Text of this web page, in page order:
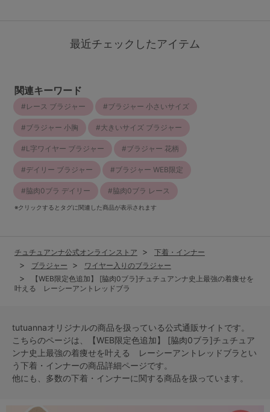
最近チェックしたアイテム
関連キーワード
レース ブラジャー ブラジャー 小さいサイズ
ブラジャー 小胸 大きいサイズ ブラジャー
L字ワイヤー ブラジャー ブラジャー 花柄
デイリー ブラジャー ブラジャー WEB限定
脇肉0ブラ デイリー 脇肉0ブラ レース
※クリックするとタグに関連した商品が表示されます
チュチュアンナ公式オンラインストア
下着・インナー
ブラジャー
ワイヤー入りのブラジャー
【WEB限定色追加】 [脇肉0ブラ]チュチュアンナ史上最強の着痩せを
叶える レーシーアントレッドブラ
tutuannaオリジナルの商品を扱っている公式通販サイトです。
こちらのページは、【WEB限定色追加】 [脇肉0ブラ]チュチュア
ンナ史上最強の着痩せを叶える レーシーアントレッドブラとい
う下着・インナーの商品詳細ページです。
他にも、多数の下着・インナーに関する商品を扱っています。